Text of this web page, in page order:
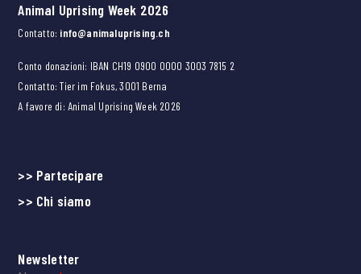
Animal Uprising Week 2026
Contatto: info@animaluprising.ch
Conto donazioni: IBAN CH19 0900 0000 3003 7815 2
Contatto: Tier im Fokus, 3001 Berna
A favore di: Animal Uprising Week 2026
>> Partecipare
>> Chi siamo
Newsletter